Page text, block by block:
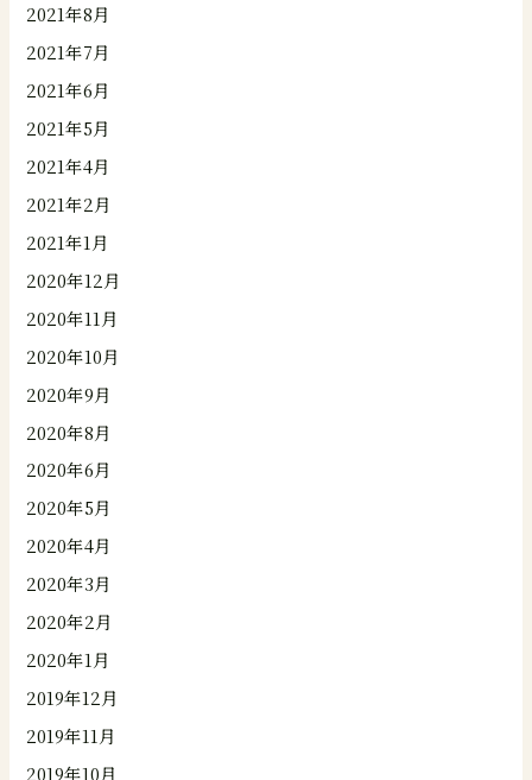
2021年8月
2021年7月
2021年6月
2021年5月
2021年4月
2021年2月
2021年1月
2020年12月
2020年11月
2020年10月
2020年9月
2020年8月
2020年6月
2020年5月
2020年4月
2020年3月
2020年2月
2020年1月
2019年12月
2019年11月
2019年10月